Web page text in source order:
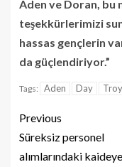
Aden ve Doran, bu
teşekkürlerimizi
hassas gençlerin
da güçlendiriyor.”
Tags: Aden Day
Previous
Süreksiz personel
alımlarındaki kaideye